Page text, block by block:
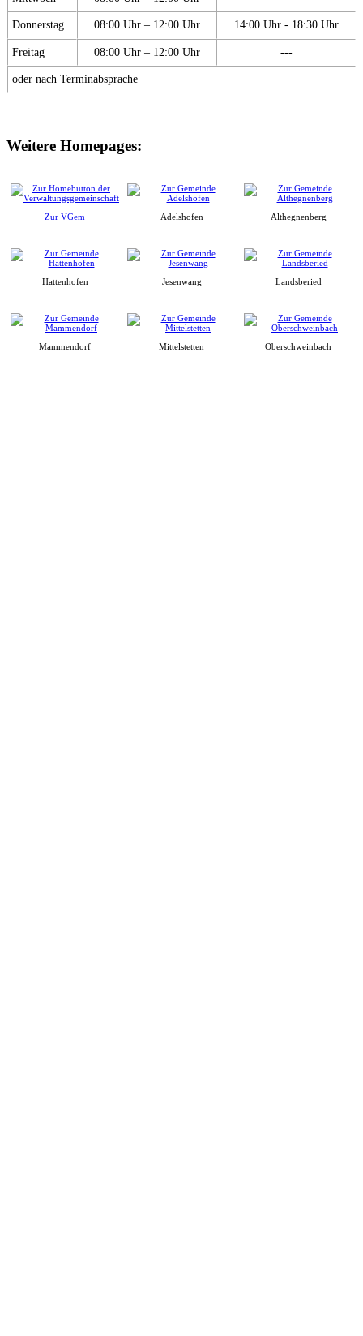
Donnerstag 08:00 Uhr – 12:00 Uhr 14:00 Uhr - 18:30 Uhr
Freitag 08:00 Uhr – 12:00 Uhr ---
oder nach Terminabsprache
Weitere Homepages:
Zur VGem Adelshofen Althegnenberg
Hattenhofen Jesenwang Landsberied
Mammendorf Mittelstetten Oberschweinbach